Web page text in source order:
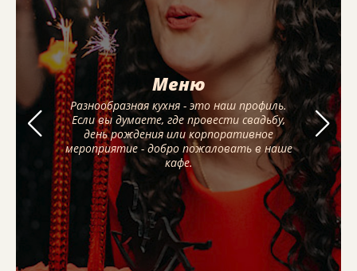
Меню
Разнообразная кухня - это наш профиль.
Если вы думаете, где провести свадьбу,
день рождения или корпоративное
мероприятие - добро пожаловать в наше
кафе.
Меню
Разнообразная кухня - это наш профиль.
Если вы думаете, где провести свадьбу,
день рождения или корпоративное
мероприятие - добро пожаловать в наше
кафе.
Меню
Разнообразная кухня - это наш профиль.
Если вы думаете, где провести свадьбу,
день рождения или корпоративное
мероприятие - добро пожаловать в наше
кафе.